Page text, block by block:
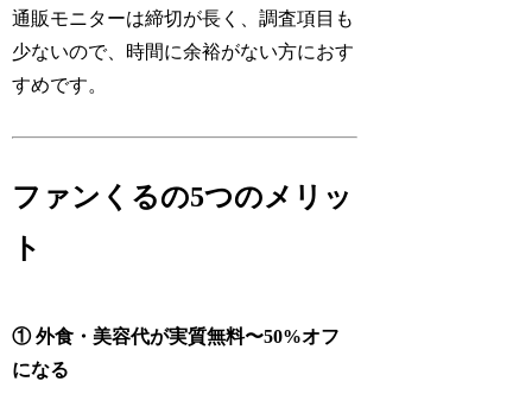
通販モニターは締切が長く、調査項目も
少ないので、時間に余裕がない方におす
すめです。
ファンくるの5つのメリッ
ト
① 外食・美容代が実質無料〜50%オフ
になる